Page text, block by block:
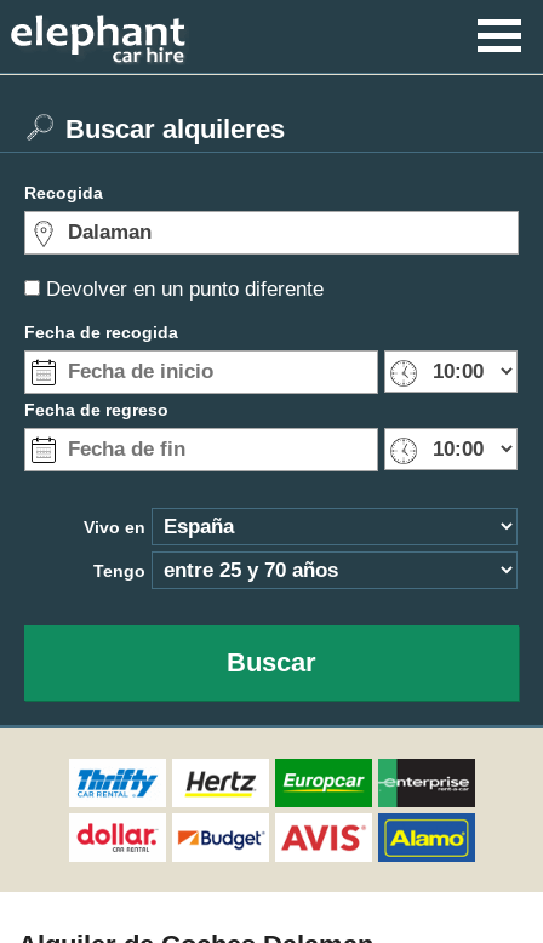
Devolver en un punto diferente
Buscar alquileres
Recogida
Fecha de recogida
Fecha de regreso
Vivo en
Tengo
Buscar